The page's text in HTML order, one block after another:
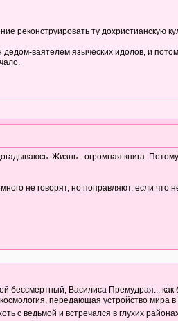
ту дохристианскую
ваятелем языческих идолов, и
Жизнь - огромная книга.
не говорят, но поправляют, если что
Василиса Премудрая... как
передающая устройство мира
с ведьмой и встречался в глухих